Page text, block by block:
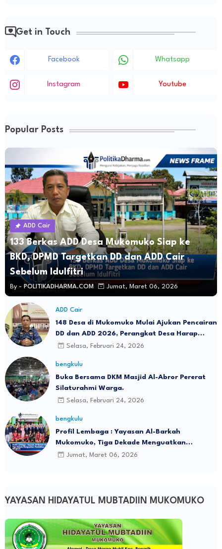
Get in Touch
Facebook Whatsapp
Instagram Youtube
Popular Posts
ADD Cair
133 Berkas ADD Desa Mukomuko Siap ke
BKD, DPMD Targetkan DD dan ADD Cair
Sebelum Idulfitri
By - POLITIKADHARMA.COM Jumat, Maret 06, 2026
ADD Cair
148 Desa di Mukomuko Mulai Ajukan Pencairan
DD dan ADD 2026, Perangkat Desa Harap
Dana Cair Sebelum Lebaran
Selasa, Februari 24, 2026
bengkulu
Buka Bersama DKM Masjid Al-Abror Pererat
Silaturahmi Warga.
Selasa, Februari 24, 2026
bengkulu
Profil Lembaga : Yayasan Al-Barkah
Mukomuko, Tiga Dekade Menguatkan
Pendidikan Islam di Bengkulu
Jumat, Maret 06, 2026
YAYASAN HIDAYATUL MUBTADIIN MUKOMUKO